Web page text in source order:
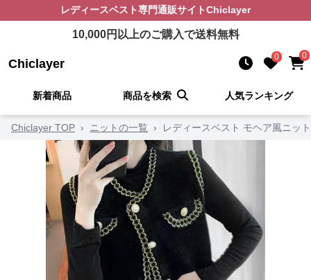
レディースベスト専門通販サイトChiclayer
10,000円以上のご購入で送料無料
Chiclayer 0 0
新着商品 商品を検索 人気ランキング
Chiclayer TOP › ニットの一覧 › レディースベスト モヘア風ニッ